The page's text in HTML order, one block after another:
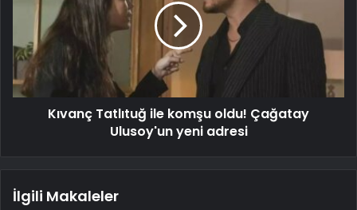
Kıvanç Tatlıtuğ ile komşu oldu! Çağatay
Ulusoy'un yeni adresi
İlgili Makaleler